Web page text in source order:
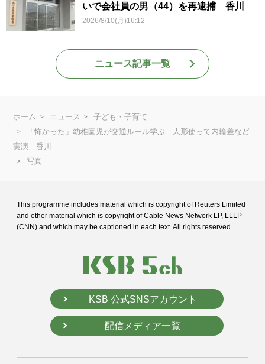
いで会社員の男（44）を再逮捕 香川
2026/8/10(月)16:12
ニュース記事一覧
ホーム ニュース
子ども・子育て
「怖かった」幼稚園児が交通ルール学ぶ 人形使って内輪差など
実演 香川
写真
This programme includes material which is copyright of Reuters Limited
and other material which is copyright of Cable News Network LP, LLLP
(CNN) and which may be captioned in each text. All rights reserved.
KSB 公式SNSアカウント
配信メディア一覧